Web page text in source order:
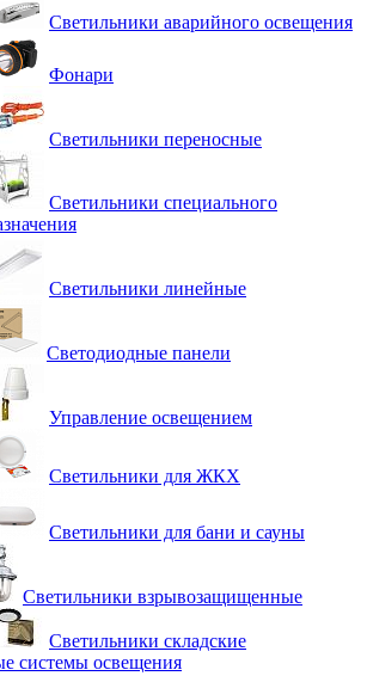
Светильники аварийного освещения
Фонари
Светильники переносные
Светильники специального
Светильники линейные
Светодиодные панели
Управление освещением
Светильники для ЖКХ
Светильники для бани и сауны
Светильники взрывозащищенные
Светильники складские
системы освещения